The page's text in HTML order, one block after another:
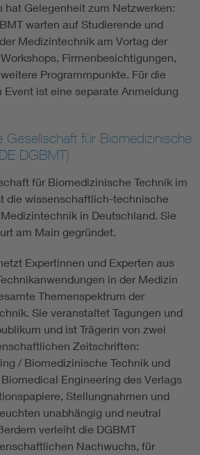
hat Gelegenheit zum Netzwerken:
warten auf Studierende und
Medizintechnik am Vortag der
Firmenbesichtigungen,
Programmpunkte. Für die
Event ist eine separate Anmeldung
Gesellschaft für Biomedizinische
DGBMT)
für Biomedizinische Technik im
die wissenschaftlich-technische
in Deutschland. Sie
am Main gegründet.
Expertinnen und Experten aus
in der Medizin
Themenspektrum der
Sie veranstaltet Tagungen und
und ist Trägerin von zwei
Zeitschriften:
/ Biomedizinische Technik und
Engineering des Verlags
Stellungnahmen und
unabhängig und neutral
verleiht die DGBMT
Nachwuchs, für